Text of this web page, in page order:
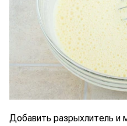
Добавить разрыхлитель и